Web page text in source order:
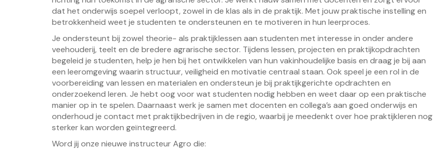
dat het onderwijs soepel verloopt, zowel in de klas als in de praktijk. Met jouw praktische instelling en
betrokkenheid weet je studenten te ondersteunen en te motiveren in hun leerproces.
Je ondersteunt bij zowel theorie- als praktijklessen aan studenten met interesse in onder andere
veehouderij, teelt en de bredere agrarische sector. Tijdens lessen, projecten en praktijkopdrachten
begeleid je studenten, help je hen bij het ontwikkelen van hun vakinhoudelijke basis en draag je bij aan
een leeromgeving waarin structuur, veiligheid en motivatie centraal staan. Ook speel je een rol in de
voorbereiding van lessen en materialen en ondersteun je bij praktijkgerichte opdrachten en
onderzoekend leren. Je hebt oog voor wat studenten nodig hebben en weet daar op een praktische
manier op in te spelen. Daarnaast werk je samen met docenten en collega’s aan goed onderwijs en
onderhoud je contact met praktijkbedrijven in de regio, waarbij je meedenkt over hoe praktijkleren nog
sterker kan worden geïntegreerd.
Word jij onze nieuwe instructeur Agro die: